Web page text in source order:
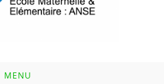
MENU